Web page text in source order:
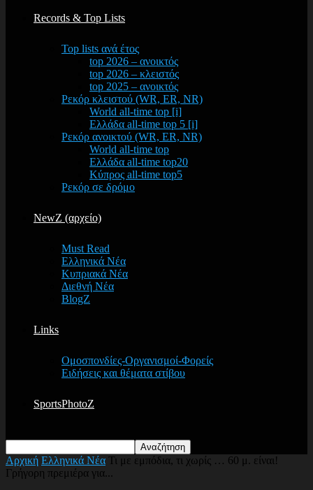
Records & Top Lists
Top lists ανά έτος
top 2026 – ανοικτός
top 2026 – κλειστός
top 2025 – ανοικτός
Ρεκόρ κλειστού (WR, ER, NR)
World all-time top [i]
Ελλάδα all-time top 5 [i]
Ρεκόρ ανοικτού (WR, ER, NR)
World all-time top
Ελλάδα all-time top20
Κύπρος all-time top5
Ρεκόρ σε δρόμο
NewZ (αρχείο)
Must Read
Ελληνικά Νέα
Κυπριακά Νέα
Διεθνή Νέα
BlogZ
Links
Ομοσπονδίες-Οργανισμοί-Φορείς
Ειδήσεις και θέματα στίβου
SportsPhotoZ
Αρχική Ελληνικά Νέα Τι με εμπόδια, τι χωρίς … 60 μ. είναι!
Γρήγορη πρεμιέρα για...